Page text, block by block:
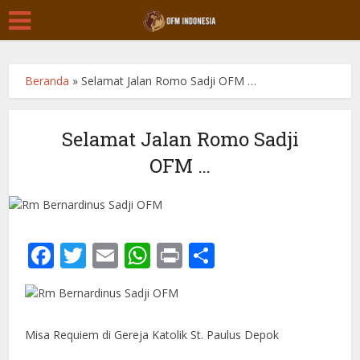
Beranda »Selamat Jalan Romo Sadji OFM …
Selamat Jalan Romo Sadji
OFM …
Facebook
Twitter
EmailWhatsApp
Print
Misa Requiem di Gereja Katolik St. Paulus Depok